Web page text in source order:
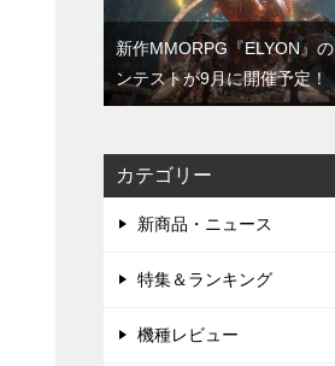
新作MMORPG『ELYON』
ンテストが9月に開催予定！
カテゴリー
新商品・ニュース
特集＆ランキング
機種レビュー